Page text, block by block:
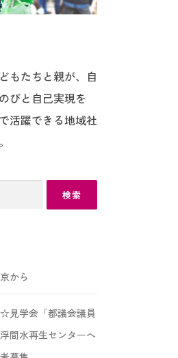
もたちと親が、自
びと自己実現を
活躍できる地域社
から
見学会「都議会議員
間水再生センターへ